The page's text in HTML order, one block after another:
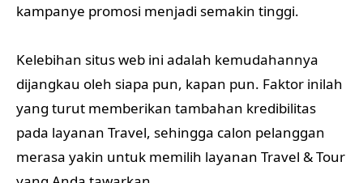
kampanye promosi menjadi semakin tinggi.
Kelebihan situs web ini adalah kemudahannya
dijangkau oleh siapa pun, kapan pun. Faktor inilah
yang turut memberikan tambahan kredibilitas
pada layanan Travel, sehingga calon pelanggan
merasa yakin untuk memilih layanan Travel & Tour